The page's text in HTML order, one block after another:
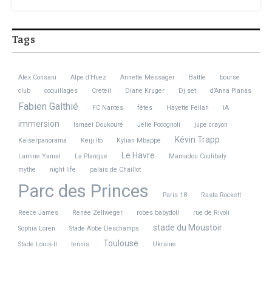
Tags
Alex Consani Alpe d’Huez Annette Messager Battle
bourse
club
coquillages Creteil Diane Kruger Dj set d’Anna Planas
Fabien Galthié FC Nantes fêtes Hayette Fellah IA
immersion Ismaël Doukouré Jelle Pocognoli
jupe crayon
Kaiserpanorama
Keiji Ito Kylian Mbappé Kévin Trapp
Lamine Yamal La Planque Le Havre
Mamadou Coulibaly
mythe
night life palais de Chaillot
Parc des Princes Paris 18 Rasta Rockett
Reece James Renée Zellweger robes babydoll
rue de Rivoli
Sophia Loren
Stade Abbe Deschamps stade du Moustoir
Stade Louis-II tennis Toulouse Ukraine